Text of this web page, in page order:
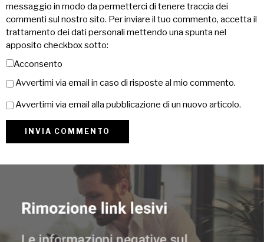
messaggio in modo da permetterci di tenere traccia dei
commenti sul nostro sito. Per inviare il tuo commento, accetta il
trattamento dei dati personali mettendo una spunta nel
apposito checkbox sotto:
Acconsento
Avvertimi via email in caso di risposte al mio commento.
Avvertimi via email alla pubblicazione di un nuovo articolo.